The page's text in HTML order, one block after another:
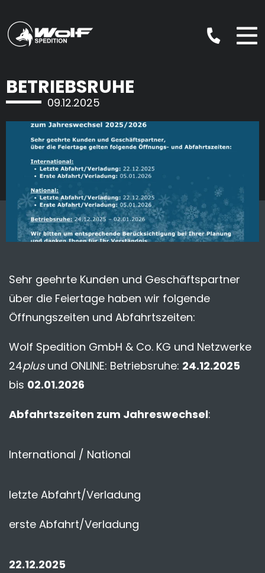
Skip
BETRIEBSRUHE
09.12.2025
Sehr geehrte Kunden und Geschäftspartner
über die Feiertage haben wir folgende
Öffnungszeiten und Abfahrtszeiten:
Wolf Spedition GmbH & Co. KG und Netzwerke
24plusund ONLINE: Betriebsruhe: 24.12.2025
bis 02.01.2026
Abfahrtszeiten zum Jahreswechsel:
International / National
letzte Abfahrt/Verladung
erste Abfahrt/Verladung
22.12.2025